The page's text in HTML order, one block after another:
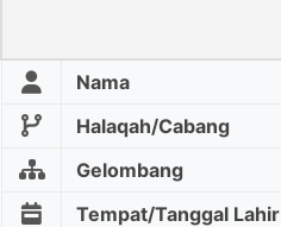
Nama
Halaqah/Cabang
Gelombang
Tempat/Tanggal Lahir